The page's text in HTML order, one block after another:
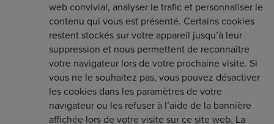
web convivial, analyser le trafic et personnaliser le
contenu qui vous est présenté. Certains cookies
restent stockés sur votre appareil jusqu’à leur
suppression et nous permettent de reconnaître
votre navigateur lors de votre prochaine visite. Si
vous ne le souhaitez pas, vous pouvez désactiver
les cookies dans les paramètres de votre
navigateur ou les refuser à l’aide de la bannière
affichée lors de votre visite sur ce site web. La